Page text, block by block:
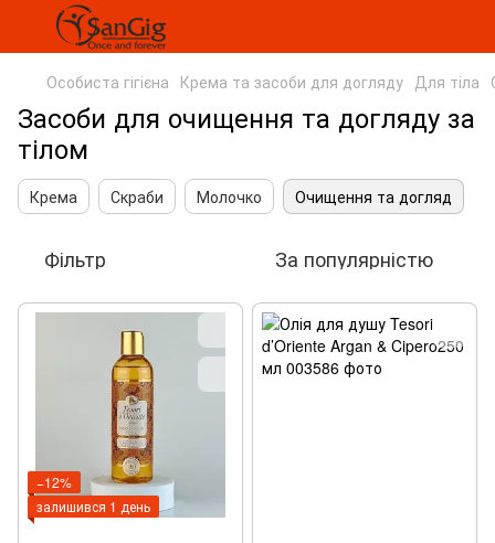
Особиста гігієна Крема та засоби для догляду Для тіла
Засоби для очищення та догляду за
тілом
Крема Скраби Молочко Очищення та догляд
Фільтр За популярністю
−12%
залишився 1 день